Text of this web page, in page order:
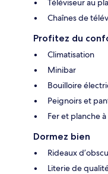
Téléviseur au
Chaînes de
Profitez du
Climatisation
Minibar
Bouilloire
Peignoirs et
Fer et planche
Dormez bien
Rideaux
Literie de